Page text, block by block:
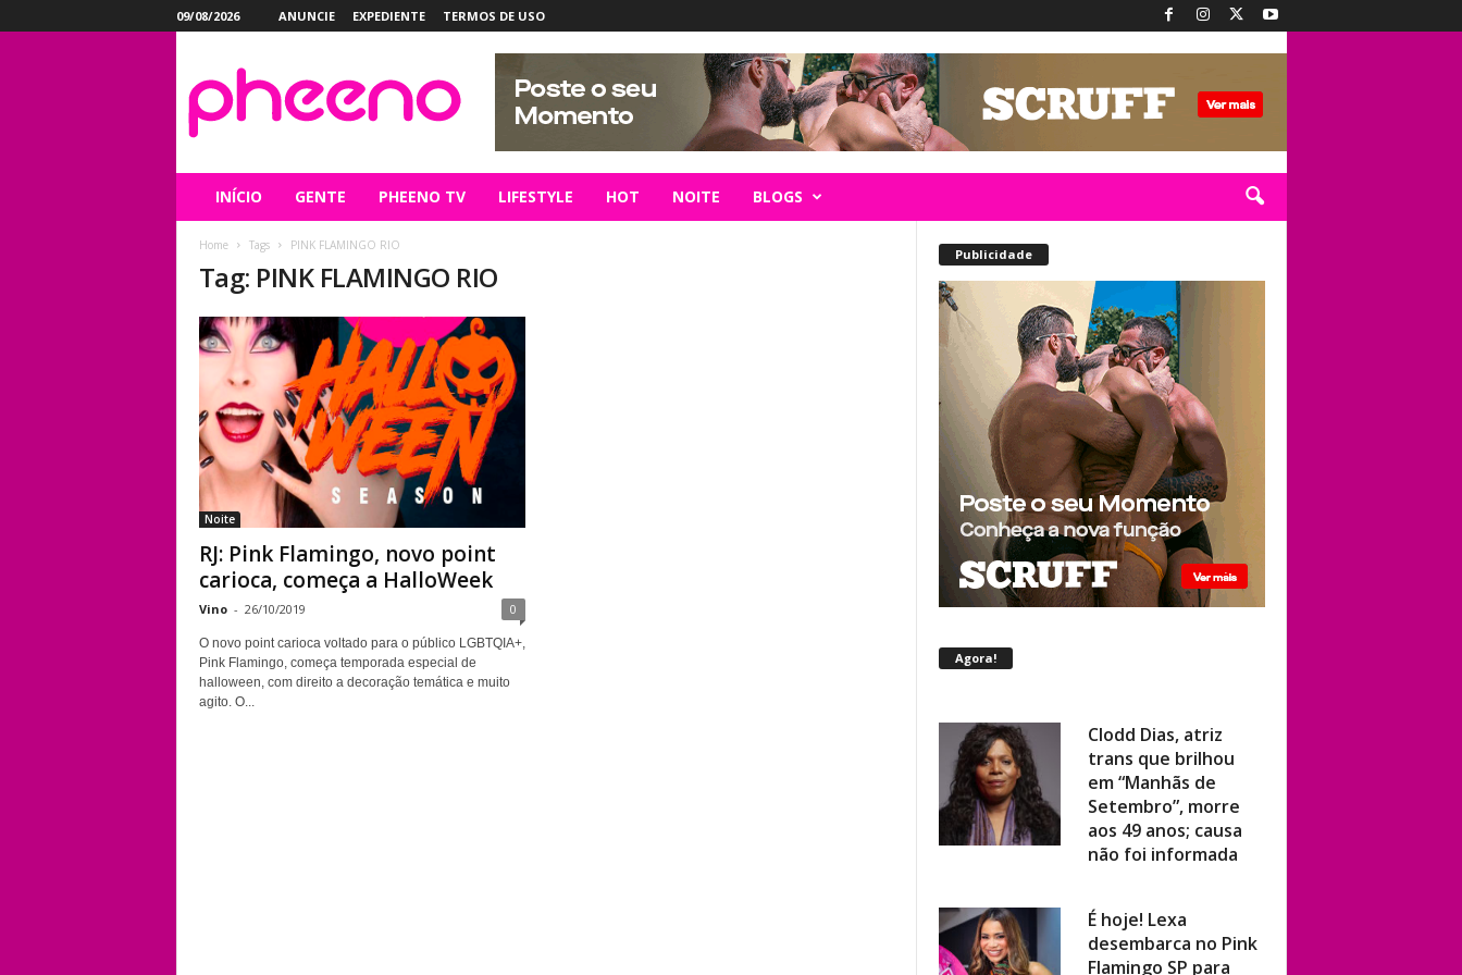
09/08/2026 ANUNCIE EXPEDIENTE TERMOS DE USO
INÍCIO GENTE PHEENO TV LIFESTYLE HOT NOITE BLOGS
Home Tags PINK FLAMINGO RIO
Tag: PINK FLAMINGO RIO
Noite
RJ: Pink Flamingo, novo point
carioca, começa a HalloWeek
Vino - 26/10/2019 0
O novo point carioca voltado para o público LGBTQIA+,
Pink Flamingo, começa temporada especial de
halloween, com direito a decoração temática e muito
agito. O...
Publicidade
Agora!
trans que brilhou
em “Manhãs de
Setembro”, morre
aos 49 anos; causa
não foi informada
desembarca no Pink
Flamingo SP para
show ao vivo com